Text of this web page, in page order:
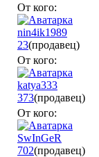
От кого:
nin4ik1989
23(продавец)
От кого:
katya333
373(продавец)
От кого:
SwInGeR
702(продавец)